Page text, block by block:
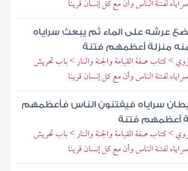
لفتنة الناس وأن مع كل إنسان قرينا
عرشه على الماء ثم يبعث سراياه
منزلة أعظمهم فتنة
> كتاب صفة القيامة والجنة والنار > باب تحريش
لفتنة الناس وأن مع كل إنسان قرينا
سراياه فيفتنون الناس فأعظمهم
أعظمهم فتنة
> كتاب صفة القيامة والجنة والنار > باب تحريش
لفتنة الناس وأن مع كل إنسان قرينا